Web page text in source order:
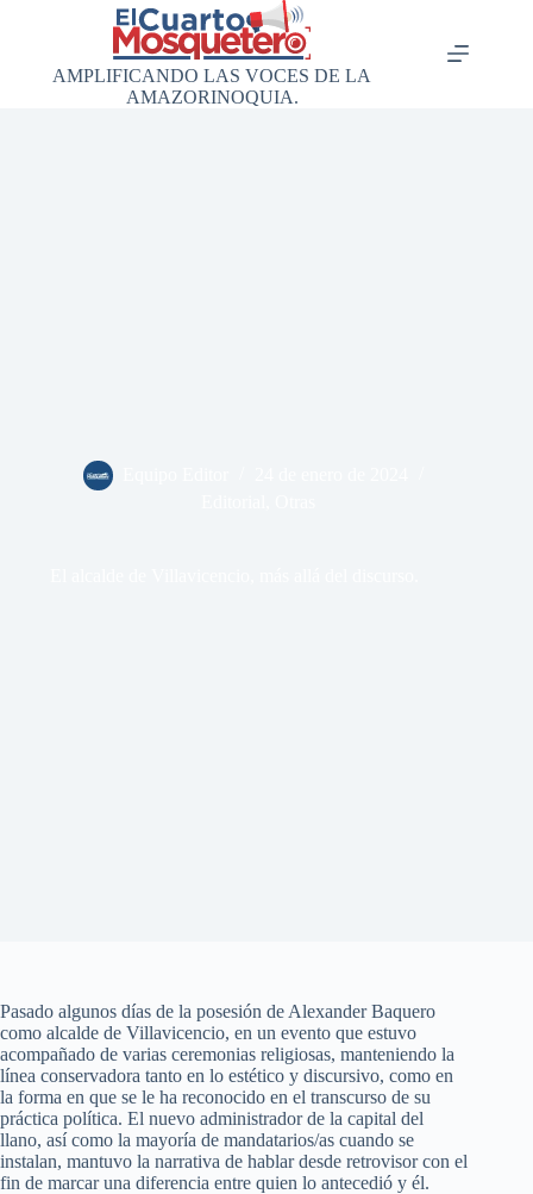
AMPLIFICANDO LAS VOCES DE LA
AMAZORINOQUIA.
Pasado algunos días de la posesión de Alexander Baquero
como alcalde de Villavicencio, en un evento que estuvo
acompañado de varias ceremonias religiosas, manteniendo la
línea conservadora tanto en lo estético y discursivo, como en
la forma en que se le ha reconocido en el transcurso de su
práctica política. El nuevo administrador de la capital del
llano, así como la mayoría de mandatarios/as cuando se
instalan, mantuvo la narrativa de hablar desde retrovisor con el
fin de marcar una diferencia entre quien lo antecedió y él.